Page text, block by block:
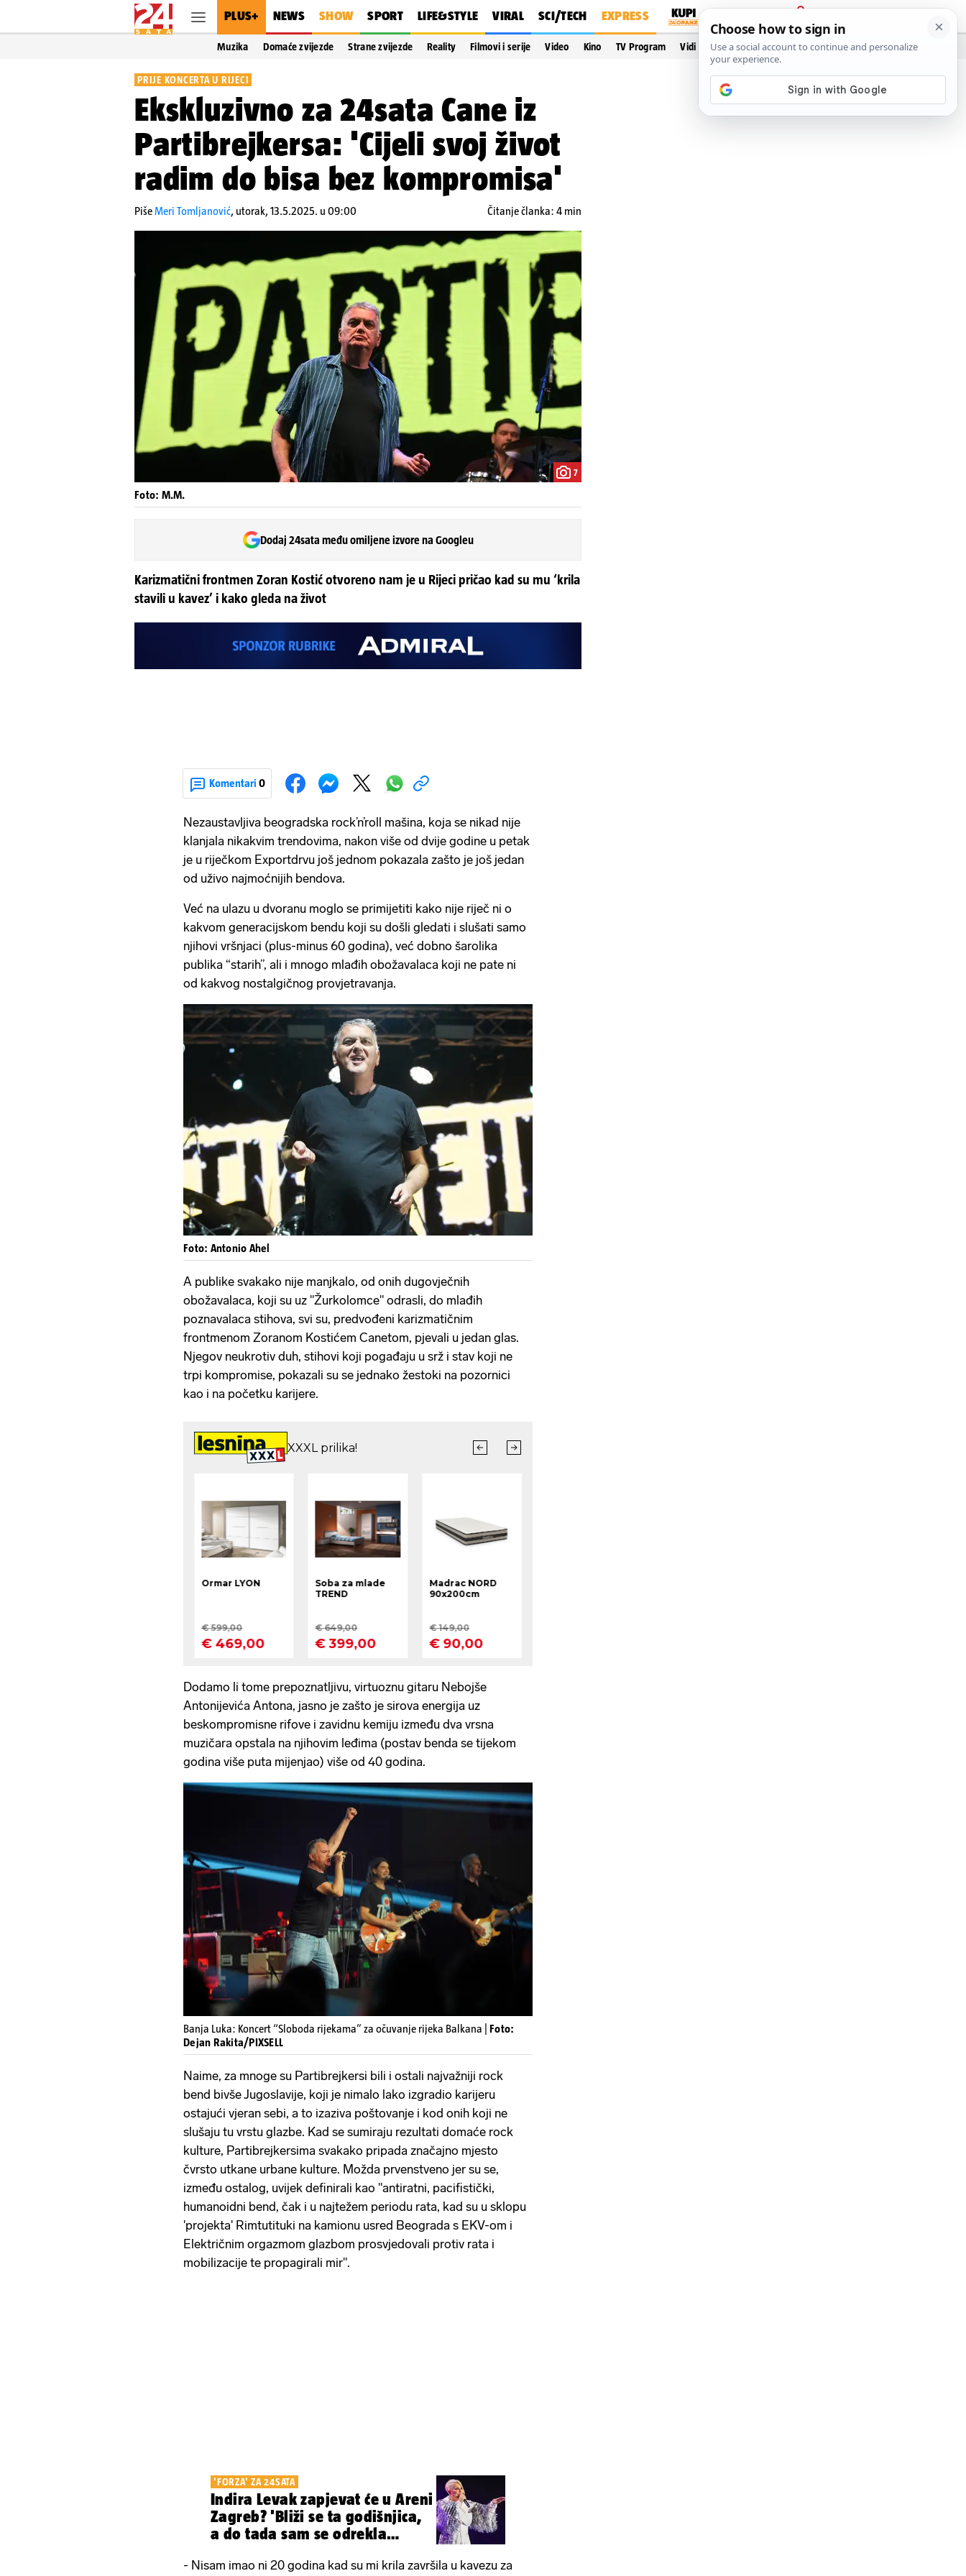
PLUS+ NEWS SHOW SPORT LIFE&STYLE VIRAL SCI/TECH EXPRESS
PRIJAVA
Muzika Domaće zvijezde Strane zvijezde Reality Filmovi i serije Video Kino TV Program Vidi još…
PRIJE KONCERTA U RIJECI
Ekskluzivno za 24sata Cane iz
Partibrejkersa: 'Cijeli svoj život
radim do bisa bez kompromisa'
PišeMeri Tomljanović, utorak, 13.5.2025. u 09:00 Čitanje članka: 4 min
7
Foto: M.M.
Dodaj 24sata među omiljene izvore na Googleu
Karizmatični frontmen Zoran Kostić otvoreno nam je u Rijeci pričao kad su mu ‘krila
stavili u kavez’ i kako gleda na život
Komentari 0
Nezaustavljiva beogradska rock’n’roll mašina, koja se nikad nije
klanjala nikakvim trendovima, nakon više od dvije godine u petak
je u riječkom Exportdrvu još jednom pokazala zašto je još jedan
od uživo najmoćnijih bendova.
Već na ulazu u dvoranu moglo se primijetiti kako nije riječ ni o
kakvom generacijskom bendu koji su došli gledati i slušati samo
njihovi vršnjaci (plus-minus 60 godina), već dobno šarolika
publika “starih”, ali i mnogo mlađih obožavalaca koji ne pate ni
od kakvog nostalgičnog provjetravanja.
Foto: Antonio Ahel
A publike svakako nije manjkalo, od onih dugovječnih
obožavalaca, koji su uz "Žurkolomce" odrasli, do mlađih
poznavalaca stihova, svi su, predvođeni karizmatičnim
frontmenom Zoranom Kostićem Canetom, pjevali u jedan glas.
Njegov neukrotiv duh, stihovi koji pogađaju u srž i stav koji ne
trpi kompromise, pokazali su se jednako žestoki na pozornici
kao i na početku karijere.
Dodamo li tome prepoznatljivu, virtuoznu gitaru Nebojše
Antonijevića Antona, jasno je zašto je sirova energija uz
beskompromisne rifove i zavidnu kemiju između dva vrsna
muzičara opstala na njihovim leđima (postav benda se tijekom
godina više puta mijenjao) više od 40 godina.
Banja Luka: Koncert “Sloboda rijekama” za očuvanje rijeka Balkana | Foto:
Dejan Rakita/PIXSELL
Naime, za mnoge su Partibrejkersi bili i ostali najvažniji rock
bend bivše Jugoslavije, koji je nimalo lako izgradio karijeru
ostajući vjeran sebi, a to izaziva poštovanje i kod onih koji ne
slušaju tu vrstu glazbe. Kad se sumiraju rezultati domaće rock
kulture, Partibrejkersima svakako pripada značajno mjesto
čvrsto utkane urbane kulture. Možda prvenstveno jer su se,
između ostalog, uvijek definirali kao "antiratni, pacifistički,
humanoidni bend, čak i u najtežem periodu rata, kad su u sklopu
'projekta' Rimtutituki na kamionu usred Beograda s EKV-om i
Električnim orgazmom glazbom prosvjedovali protiv rata i
mobilizacije te propagirali mir".
'FORZA' ZA 24SATA
Indira Levak zapjevat će u Areni
Zagreb? 'Bliži se ta godišnjica,
a do tada sam se odrekla
- Nisam imao ni 20 godina kad su mi krila završila u kavezu za